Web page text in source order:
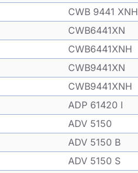
CWB 9441 XNH
CWB6441XN
CWB6441XNH
CWB9441XN
CWB9441XNH
ADP 61420 I
ADV 5150
ADV 5150 B
ADV 5150 S